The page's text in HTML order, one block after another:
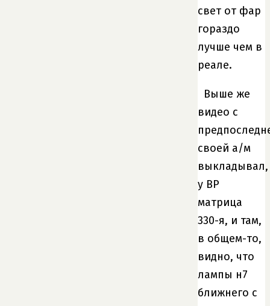
свет от фар
гораздо
лучше чем в
реале.
Выше же
видео с
своей а/м
выкладывал,
у ВР
матрица
330-я, и там,
в общем-то,
видно, что
лампы н7
ближнего с